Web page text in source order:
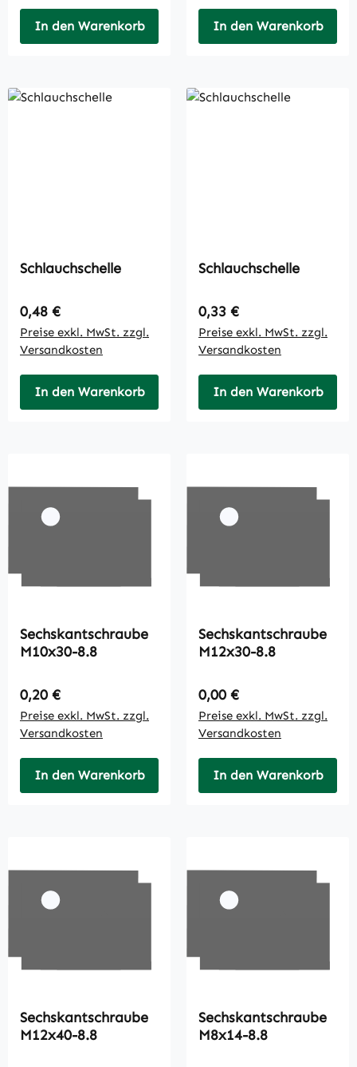
In den Warenkorb In den Warenkorb
Schlauchschelle
Regulärer Preis:
0,48 €
Preise exkl. MwSt. zzgl.
Versandkosten
In den Warenkorb
Schlauchschelle
Regulärer Preis:
0,33 €
Preise exkl. MwSt. zzgl.
Versandkosten
In den Warenkorb
Sechskantschraube
M10x30-8.8
Regulärer Preis:
0,20 €
Preise exkl. MwSt. zzgl.
Versandkosten
In den Warenkorb
Sechskantschraube
M12x30-8.8
Regulärer Preis:
0,00 €
Preise exkl. MwSt. zzgl.
Versandkosten
In den Warenkorb
Sechskantschraube
M12x40-8.8
Sechskantschraube
M8x14-8.8